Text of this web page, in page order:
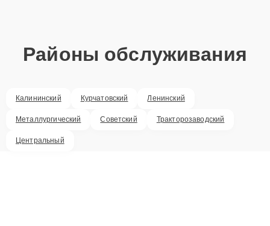
Районы обслуживания
Калининский Курчатовский Ленинский
Металлургический Советский Тракторозаводский
Центральный